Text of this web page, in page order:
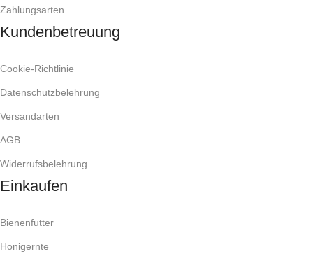
Zahlungsarten
Kundenbetreuung
Cookie-Richtlinie
Datenschutzbelehrung
Versandarten
AGB
Widerrufsbelehrung
Einkaufen
Bienenfutter
Honigernte